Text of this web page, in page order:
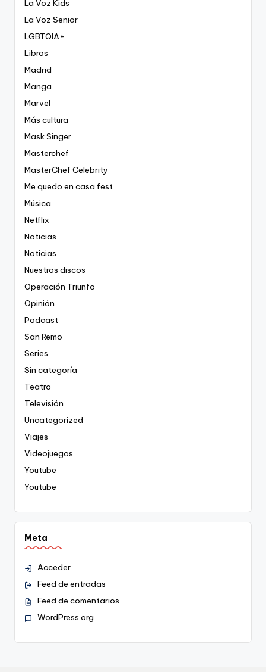
La Voz Kids
La Voz Senior
LGBTQIA+
Libros
Madrid
Manga
Marvel
Más cultura
Mask Singer
Masterchef
MasterChef Celebrity
Me quedo en casa fest
Música
Netflix
Noticias
Noticias
Nuestros discos
Operación Triunfo
Opinión
Podcast
San Remo
Series
Sin categoría
Teatro
Televisión
Uncategorized
Viajes
Videojuegos
Youtube
Youtube
Meta
Acceder
Feed de entradas
Feed de comentarios
WordPress.org